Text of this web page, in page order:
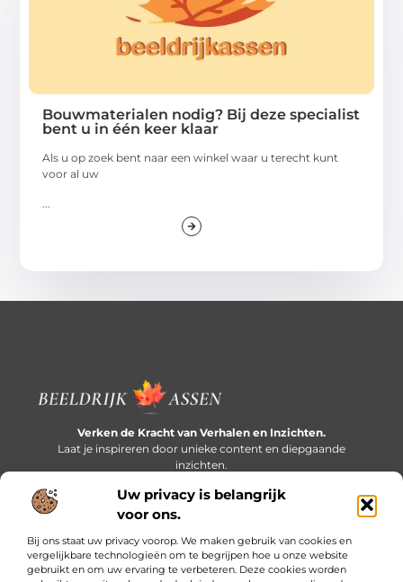
Uw privacy is belangrijk
voor ons.
Bij ons staat uw privacy voorop. We maken gebruik van cookies en
vergelijkbare technologieën om te begrijpen hoe u onze website
gebruikt en om uw ervaring te verbeteren. Deze cookies worden
Bouwmaterialen nodig? Bij deze specialist
bent u in één keer klaar
Als u op zoek bent naar een winkel waar u terecht kunt
voor al uw
Verken de Kracht van Verhalen en Inzichten.
Laat je inspireren door unieke content en diepgaande
inzichten.
Bericht categorie
Onze informatie